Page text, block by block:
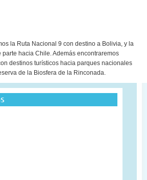
la Ruta Nacional 9 con destino a Bolivia, y la
parte hacia Chile. Además encontraremos
destinos turísticos hacia parques nacionales
de la Biosfera de la Rinconada.